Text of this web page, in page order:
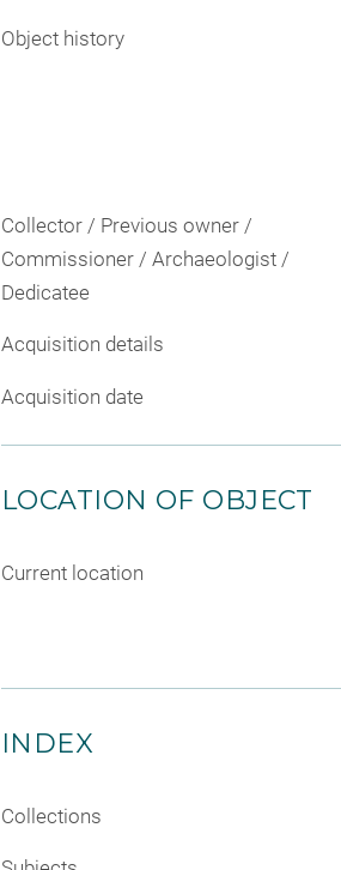
Object history
Collector / Previous owner /
Commissioner / Archaeologist /
Dedicatee
Acquisition details
Acquisition date
LOCATION OF OBJECT
Current location
INDEX
Collections